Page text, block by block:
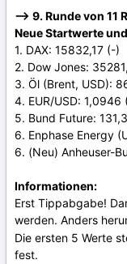
--> 9. Runde von 11
Neue Startwerte
1. DAX: 15832,17 (-)
2. Dow Jones:
3. Öl (Brent, USD):
4. EUR/USD: 1,0946
5. Bund Future:
6. Enphase Energy
6. (Neu) Anheuser-
Informationen:
Erst Tippabgabe!
werden. Anders
Die ersten 5 Werte
fest.